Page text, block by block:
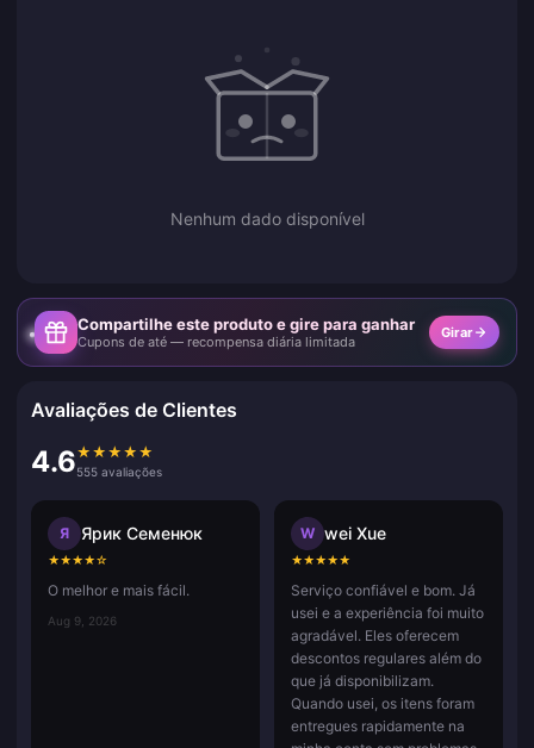
Nenhum dado disponível
Compartilhe este produto e gire para ganhar
Cupons de até — recompensa diária limitada
Girar
Avaliações de Clientes
4.6★ ★ ★ ★ ★
555 avaliações
Я Ярик Семенюк
★★★★☆
O melhor e mais fácil.
Aug 9, 2026
W wei Xue
★★★★★
Serviço confiável e bom. Já
usei e a experiência foi muito
agradável. Eles oferecem
descontos regulares além do
que já disponibilizam.
Quando usei, os itens foram
entregues rapidamente na